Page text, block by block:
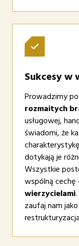
Sukcesy w
Prowadzimy
rozmaitych
usługowej,
świadomi, że
dotykają je
Wszystkie
wspólną cechę
wierzycielami
zaufaj nam